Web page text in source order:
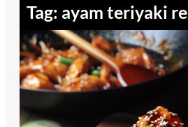
Tag: ayam teriyaki